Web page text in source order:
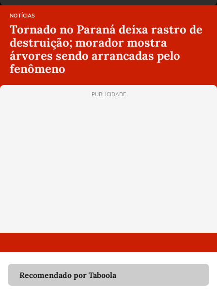
NOTÍCIAS
Tornado no Paraná deixa rastro de
destruição; morador mostra
árvores sendo arrancadas pelo
fenômeno
PUBLICIDADE
Recomendado por Taboola